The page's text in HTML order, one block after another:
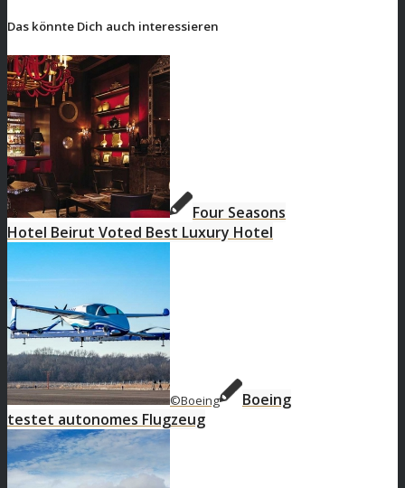
Das könnte Dich auch interessieren
Four Seasons
Hotel Beirut Voted Best Luxury Hotel
©Boeing
Boeing
testet autonomes Flugzeug